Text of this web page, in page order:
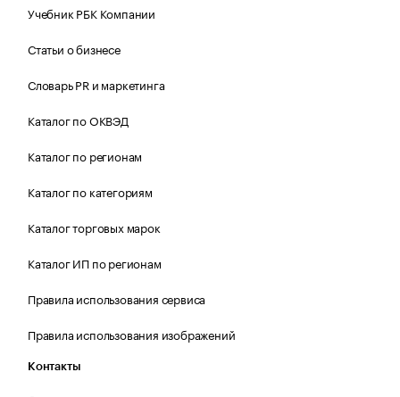
Учебник РБК Компании
Статьи о бизнесе
Словарь PR и маркетинга
Каталог по ОКВЭД
Каталог по регионам
Каталог по категориям
Каталог торговых марок
Каталог ИП по регионам
Правила использования сервиса
Правила использования изображений
Контакты